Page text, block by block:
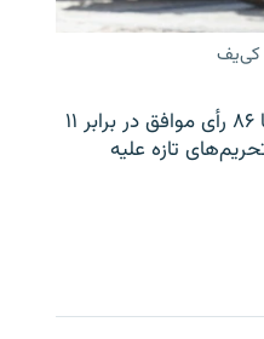
کی‌یف
سنای امریکا روز جمعه، ۱۶ اسد، با ۸۶ رأی موافق در برابر ۱۱
تازه علیه